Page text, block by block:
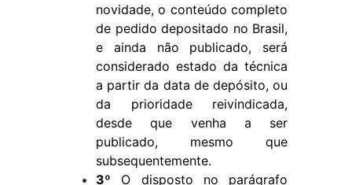
novidade, o conteúdo completo
de pedido depositado no Brasil,
e ainda não publicado, será
considerado estado da técnica
a partir da data de depósito, ou
da prioridade reivindicada,
desde que venha a ser
publicado, mesmo que
subsequentemente.
3º O disposto no parágrafo